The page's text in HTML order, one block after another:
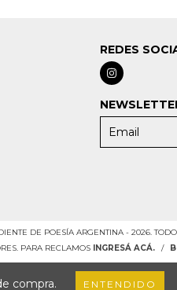
compra. ENTENDIDO
REDES
DE POESÍA ARGENTINA - 2026.
PARA RECLAMOS INGRESÁ ACÁ. /